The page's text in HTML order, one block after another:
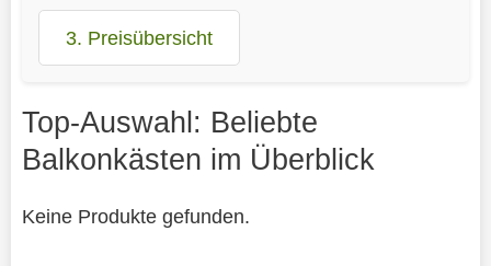
3. Preisübersicht
Top-Auswahl: Beliebte
Balkonkästen im Überblick
Keine Produkte gefunden.